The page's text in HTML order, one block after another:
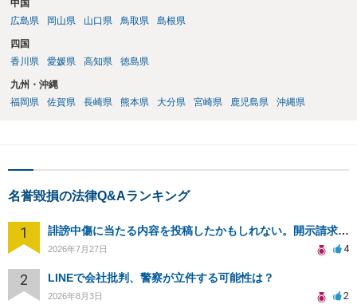
中国
広島県
岡山県 山口県 鳥取県 島根県
四国
香川県
愛媛県 高知県 徳島県
九州・沖縄
福岡県
佐賀県 長崎県 熊本県 大分県 宮崎県 鹿児島県 沖縄県
名誉毀損の法律Q&Aランキング
1 誹謗中傷に当たる内容を投稿したかもしれない。開示請求や民事刑事裁判に発展しうるのか教えて欲しい。
2026年7月27日 4
2 LINEで会社批判、警察が立件する可能性は？
2026年8月3日 2